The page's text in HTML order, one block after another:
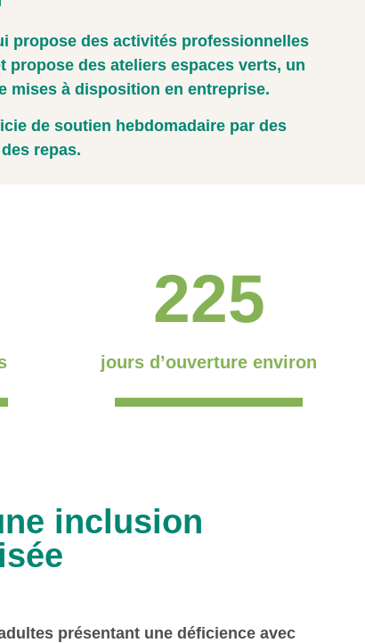
propose des activités professionnelles
propose des ateliers espaces verts, un
mises à disposition en entreprise.
de soutien hebdomadaire par des
repas.
225
jours d’ouverture environ
inclusion
présentant une déficience avec